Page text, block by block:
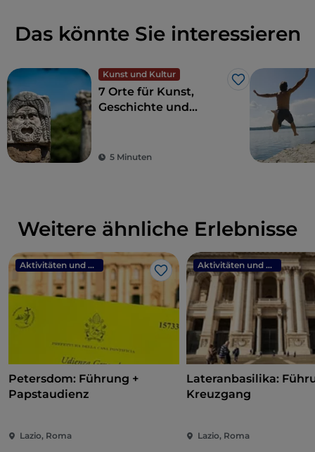
Das könnte Sie interessieren
Kunst und Kultur
Like
7 Orte für Kunst,
Geschichte und
5 Minuten
Weitere ähnliche Erlebnisse
Aktivitäten und Erlebnisse
Like
Petersdom: Führung +
Papstaudienz
Lazio, Roma
Aktivitäten und Erlebnisse
Lateranbasilika:
Kreuzgang
Lazio, Roma